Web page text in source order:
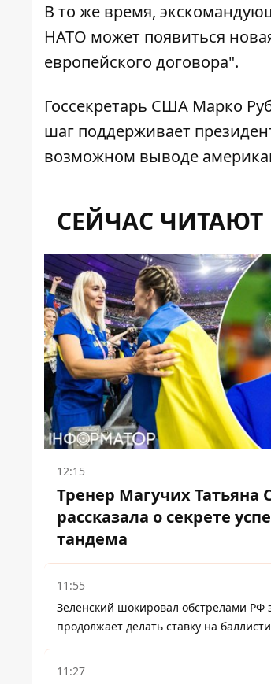
В то же время,
НАТО может появиться
европейского договора".
Госсекретарь США Марко
шаг поддерживает
возможном выводе
СЕЙЧАС
12:15
Тренер Магучих Татьяна
рассказала о секрете
тандема
11:55
Зеленский шокировал обстрелами РФ
продолжает делать ставку на
11:27